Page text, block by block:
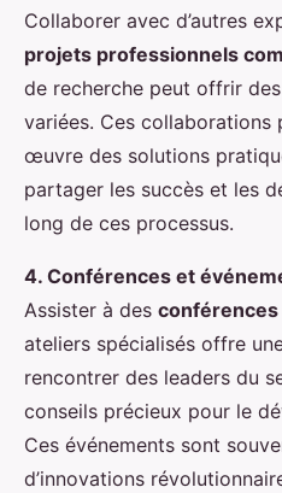
Collaborer avec d’autres
projets professionnels
de recherche peut offrir
variées. Ces
œuvre des solutions
partager les succès et les
long de ces processus.
4. Conférences et
Assister à des
ateliers spécialisés offre
rencontrer des leaders du
conseils précieux pour le
Ces événements sont
d’innovations